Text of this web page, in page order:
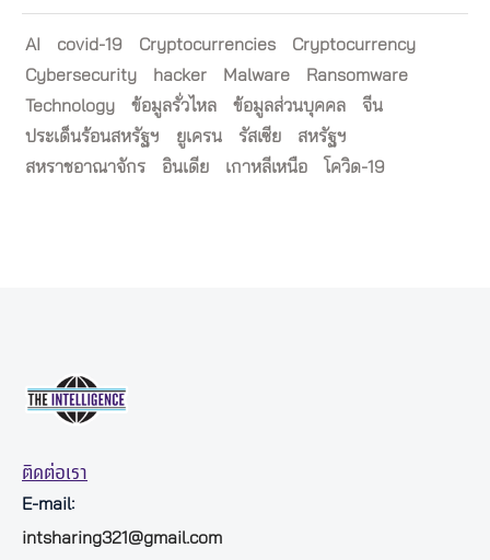
AI covid-19 Cryptocurrencies
Cryptocurrency
Cybersecurity
hacker Malware
Ransomware
Technology
ข้อมูลรั่วไหล ข้อมูลส่วนบุคคล
จีน
ประเด็นร้อนสหรัฐฯ
ยูเครน รัสเซีย
สหรัฐฯ
สหราชอาณาจักร
อินเดีย เกาหลีเหนือ โควิด-19
ติดต่อเรา
E-mail:
intsharing321@gmail.com